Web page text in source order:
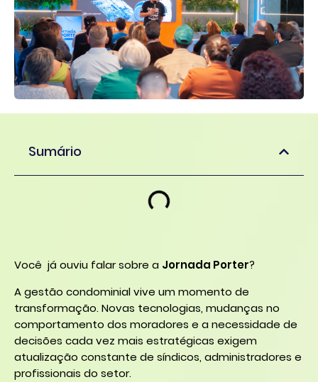
Sumário
Você já ouviu falar sobre a Jornada Porter?
A gestão condominial vive um momento de
transformação. Novas tecnologias, mudanças no
comportamento dos moradores e a necessidade de
decisões cada vez mais estratégicas exigem
atualização constante de síndicos, administradores e
profissionais do setor.